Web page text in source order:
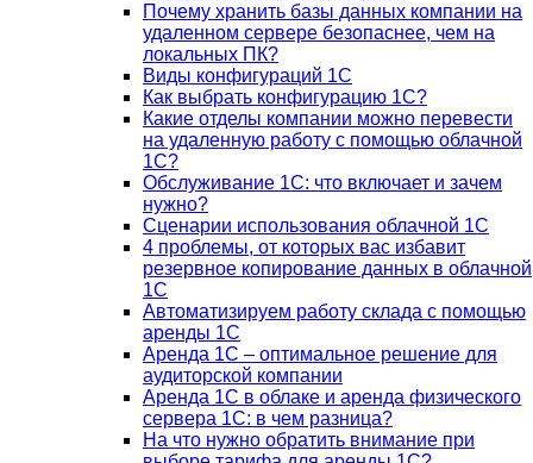
Почему хранить базы данных компании на
удаленном сервере безопаснее, чем на
локальных ПК?
Виды конфигураций 1С
Как выбрать конфигурацию 1С?
Какие отделы компании можно перевести
на удаленную работу с помощью облачной
1С?
Обслуживание 1С: что включает и зачем
нужно?
Сценарии использования облачной 1С
4 проблемы, от которых вас избавит
резервное копирование данных в облачной
1С
Автоматизируем работу склада с помощью
аренды 1С
Аренда 1С – оптимальное решение для
аудиторской компании
Аренда 1С в облаке и аренда физического
сервера 1С: в чем разница?
На что нужно обратить внимание при